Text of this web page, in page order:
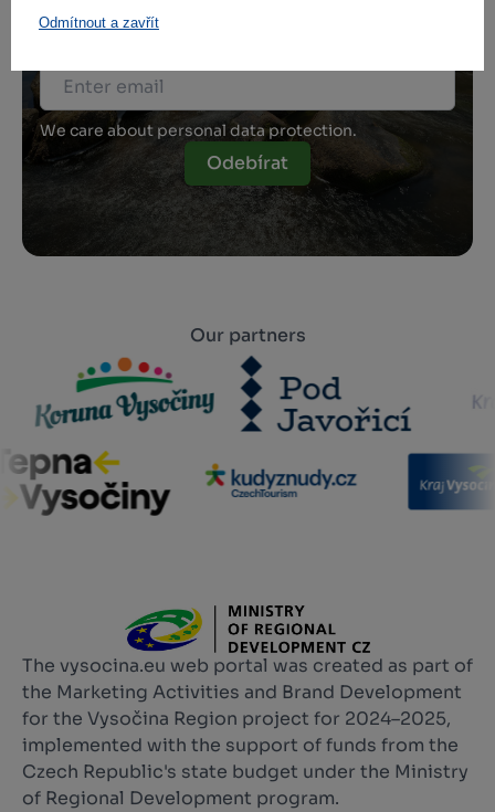
Odmítnout a zavřít
Subscribe to our newsletter for updates.
We care about personal data protection.
Odebírat
Our partners
The vysocina.eu web portal was created as part of
the Marketing Activities and Brand Development
for the Vysočina Region project for 2024–2025,
implemented with the support of funds from the
Czech Republic's state budget under the Ministry
of Regional Development program.